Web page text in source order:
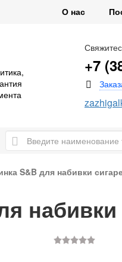
О нас
+7
S&B для набивки
набивки